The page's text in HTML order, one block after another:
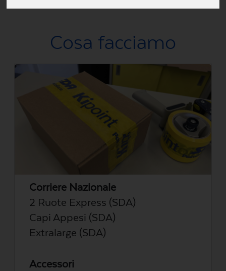
Cosa facciamo
Corriere Nazionale
2 Ruote Express (SDA)
Capi Appesi (SDA)
Extralarge (SDA)
Accessori